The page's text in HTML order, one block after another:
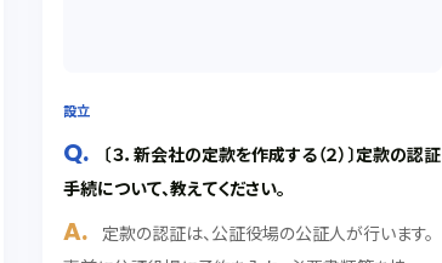
設立
〔３．新会社の定款を作成する（２）〕定款の認証
手続について、教えてください。
定款の認証は、公証役場の公証人が行います。